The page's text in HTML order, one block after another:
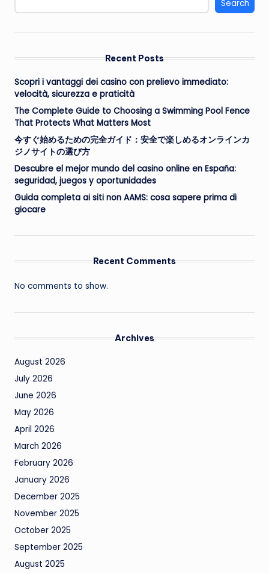
Search
Recent Posts
Scopri i vantaggi dei casino con prelievo immediato:
velocità, sicurezza e praticità
The Complete Guide to Choosing a Swimming Pool Fence
That Protects What Matters Most
今すぐ始めるための完全ガイド：安全で楽しめるオンラインカ
ジノサイトの選び方
Descubre el mejor mundo del casino online en España:
seguridad, juegos y oportunidades
Guida completa ai siti non AAMS: cosa sapere prima di
giocare
Recent Comments
No comments to show.
Archives
August 2026
July 2026
June 2026
May 2026
April 2026
March 2026
February 2026
January 2026
December 2025
November 2025
October 2025
September 2025
August 2025